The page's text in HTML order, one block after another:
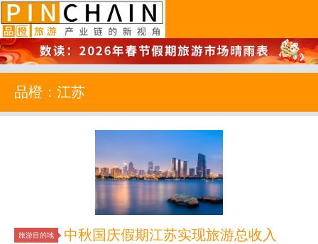
品橙旅游
品橙：江苏
旅游目的地
中秋国庆假期江苏实现旅游总收入